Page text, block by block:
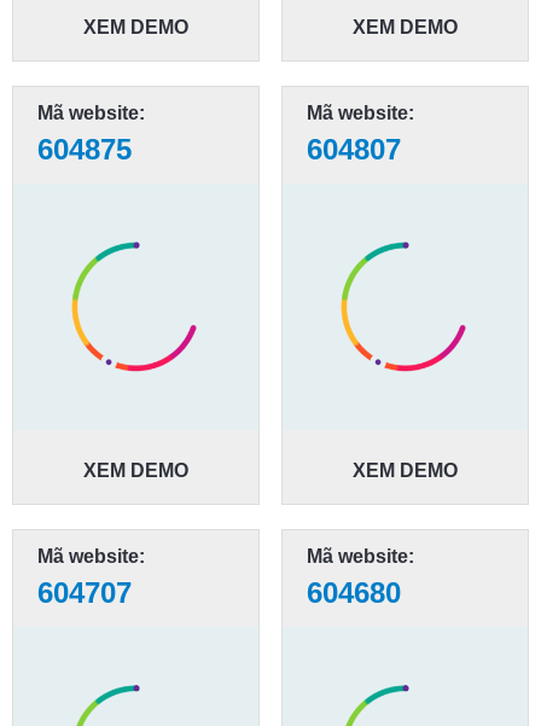
XEM DEMO XEM DEMO
Mã website:
604875
XEM DEMO
Mã website:
604807
XEM DEMO
Mã website:
604707
Mã website:
604680